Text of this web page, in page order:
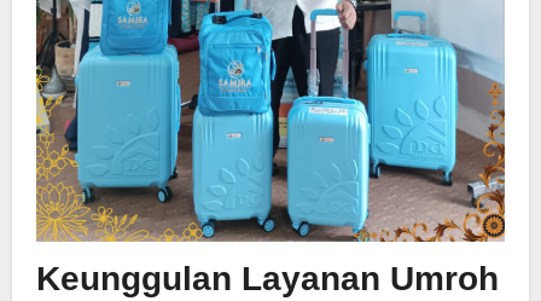
Keunggulan Layanan Umroh